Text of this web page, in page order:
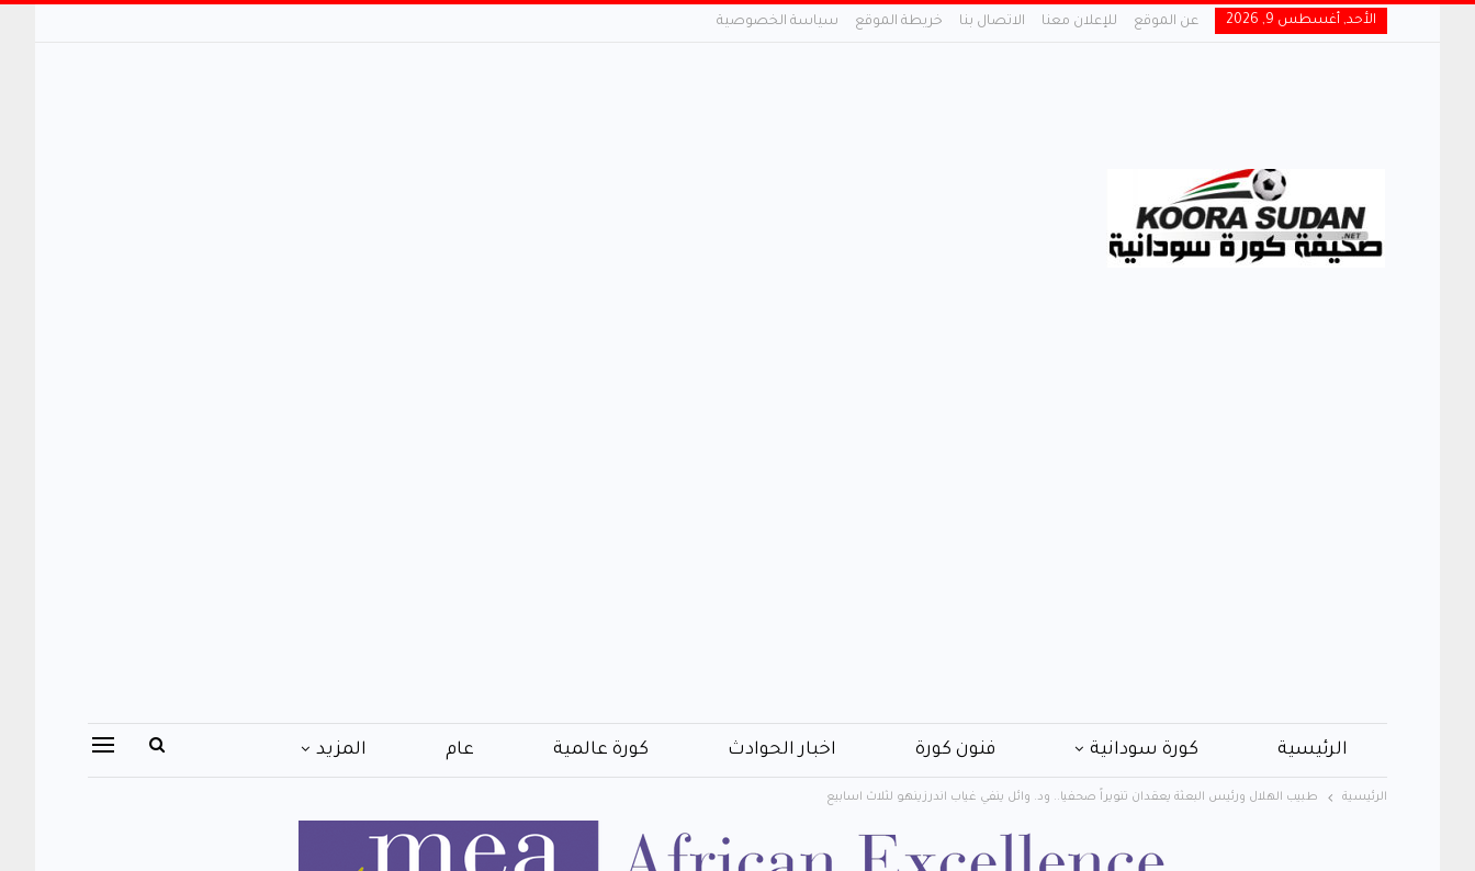
الأحد, أغسطس 9, 2026 عن الموقع للإعلان معنا الاتصال بنا خريطة الموقع سياسة الخصوصية
الرئيسية كورة سودانية فنون كورة اخبار الحوادث كورة عالمية عام المزيد
الرئيسية طبيب الهلال ورئيس البعثة يعقدان تنويراً صحفيا.. ود. وائل ينفي غياب اندرزينهو لثلاث اسابيع